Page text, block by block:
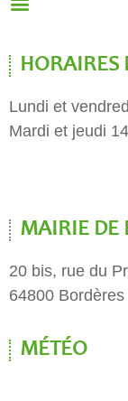
HORAIRES
Lundi et
Mardi et jeudi
MAIRIE DE
20 bis, rue du
64800 Bordères
MÉTÉO